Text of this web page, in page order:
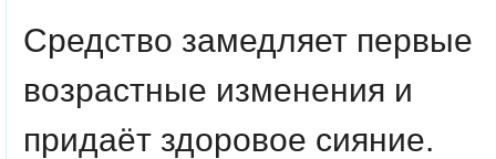
Средство замедляет первые
возрастные изменения и
придаёт здоровое сияние.